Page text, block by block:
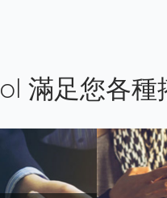
滿足您各種